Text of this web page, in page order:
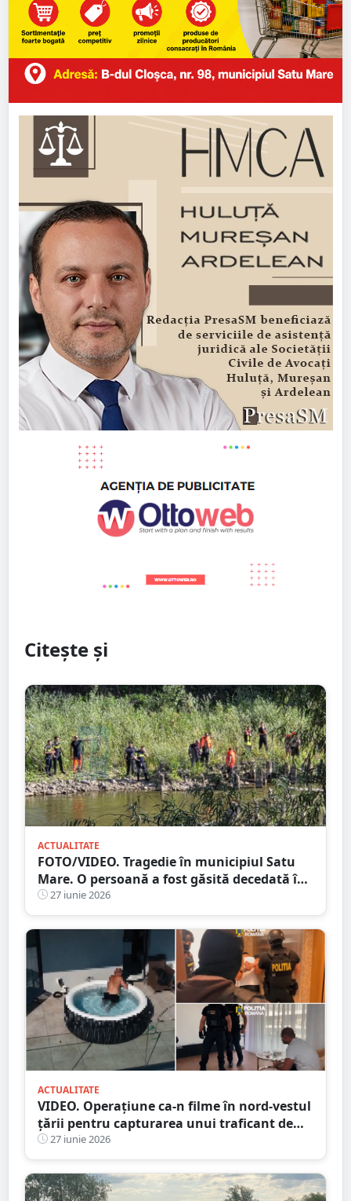
Citește și
ACTUALITATE
FOTO/VIDEO. Tragedie în municipiul Satu
Mare. O persoană a fost găsită decedată în
râul Someș, sub Podul Decebal
27 iunie 2026
ACTUALITATE
VIDEO. Operațiune ca-n filme în nord-vestul
țării pentru capturarea unui traficant de
droguri
27 iunie 2026